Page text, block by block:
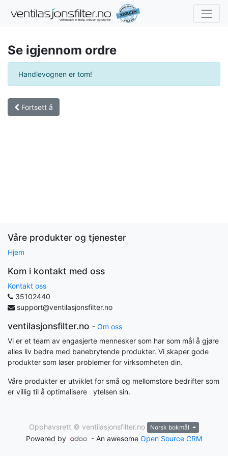
Se igjennom ordre
Handlevognen er tom!
Fortsett å
Våre produkter og tjenester
Hjem
Kom i kontakt med oss
Kontakt oss
35102440
support@ventilasjonsfilter.no
ventilasjonsfilter.no - Om oss
Vi er et team av engasjerte mennesker som har som mål å gjøre
alles liv bedre med banebrytende produkter. Vi skaper gode
produkter som løser problemer for virksomheten din.
Våre produkter er utviklet for små og mellomstore bedrifter som
er villig til å optimalisere ytelsen sin.
Opphavsrett © ventilasjonsfilter.no Norsk bokmål
Powered by - An awesome Open Source CRM